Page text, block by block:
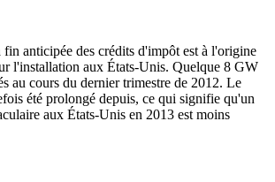
anticipée des crédits d'impôt est à l'origine
l'installation aux États-Unis. Quelque 8 GW
au cours du dernier trimestre de 2012. Le
été prolongé depuis, ce qui signifie qu'un
aux États-Unis en 2013 est moins